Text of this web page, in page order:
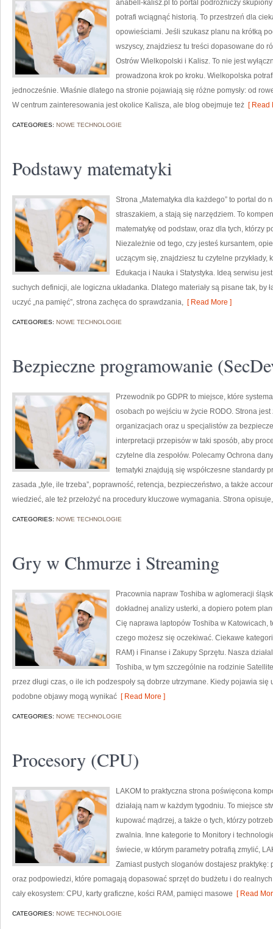
anabell-kalisz.pl to portal podróżniczy
potrafi wciągnąć historią. To przestrzeń dla
opowieściami. Jeśli szukasz planu na krótką
wszyscy, znajdziesz tu treści dopasowane do
Ostrów Wielkopolski i Kalisz. To nie jest
prowadzona krok po kroku. Wielkopolska
jednocześnie. Właśnie dlatego na stronie pojawiają się różne pomysły: od
W centrum zainteresowania jest okolice Kalisza, ale blog obejmuje też [ Read
CATEGORIES: NOWE TECHNOLOGIE
Podstawy matematyki
Strona „Matematyka dla każdego” to portal do
straszakiem, a stają się narzędziem. To
matematykę od podstaw, oraz dla tych, którzy
Niezależnie od tego, czy jesteś kursantem,
uczącym się, znajdziesz tu czytelne
Edukacja i Nauka i Statystyka. Ideą serwisu
suchych definicji, ale logiczna układanka. Dlatego materiały są pisane tak, by
uczyć „na pamięć”, strona zachęca do sprawdzania, [ Read More ]
CATEGORIES: NOWE TECHNOLOGIE
Bezpieczne programowanie
Przewodnik po GDPR to miejsce, które
osobach po wejściu w życie RODO. Strona
organizacjach oraz u specjalistów za
interpretacji przepisów w taki sposób, aby
czytelne dla zespołów. Polecamy Ochrona
tematyki znajdują się współczesne standardy
zasada „tyle, ile trzeba”, poprawność, retencja, bezpieczeństwo, a także
wiedzieć, ale też przełożyć na procedury kluczowe wymagania. Strona
CATEGORIES: NOWE TECHNOLOGIE
Gry w Chmurze i Streaming
Pracownia napraw Toshiba w aglomeracji
dokładnej analizy usterki, a dopiero potem
Cię naprawa laptopów Toshiba w Katowicach,
czego możesz się oczekiwać. Ciekawe
RAM) i Finanse i Zakupy Sprzętu. Nasza
Toshiba, w tym szczególnie na rodzinie
przez długi czas, o ile ich podzespoły są dobrze utrzymane. Kiedy pojawia
podobne objawy mogą wynikać [ Read More ]
CATEGORIES: NOWE TECHNOLOGIE
Procesory (CPU)
LAKOM to praktyczna strona poświęcona
działają nam w każdym tygodniu. To miejsce
kupować mądrzej, a także o tych, którzy
zwalnia. Inne kategorie to Monitory i
świecie, w którym parametry potrafią zmylić,
Zamiast pustych sloganów dostajesz
oraz podpowiedzi, które pomagają dopasować sprzęt do budżetu i do
cały ekosystem: CPU, karty graficzne, kości RAM, pamięci masowe [ Read
CATEGORIES: NOWE TECHNOLOGIE